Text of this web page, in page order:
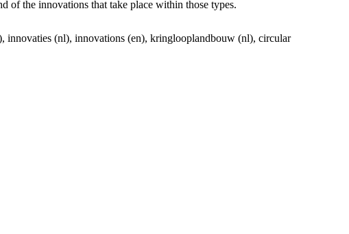
of the innovations that take place within those types.
innovaties (nl), innovations (en), kringlooplandbouw (nl), circular